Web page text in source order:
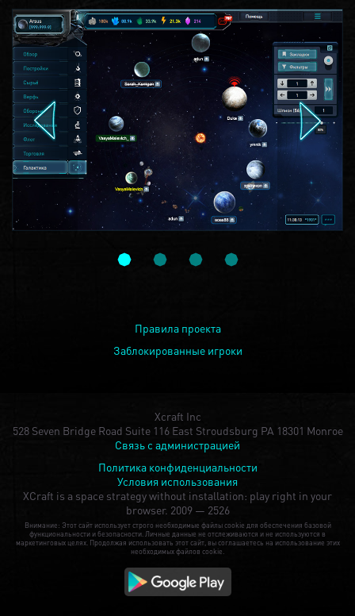
Правила проекта
Заблокированные игроки
Xcraft Inc
528 Seven Bridge Road Suite 116 East Stroudsburg PA 18301 Monroe
Связь с администрацией
Политика конфиденциальности
Условия использования
XCraft is a space strategy without installation: play right in your
browser. 2009 — 2526
Внимание: Этот сайт использует строго необходимые файлы cookie для обеспечения базовой
функциональности и безопасности. Личные данные не отслеживаются и не используются в
маркетинговых целях. Продолжая использовать этот сайт, вы соглашаетесь на использование этих
необходимых файлов cookie.